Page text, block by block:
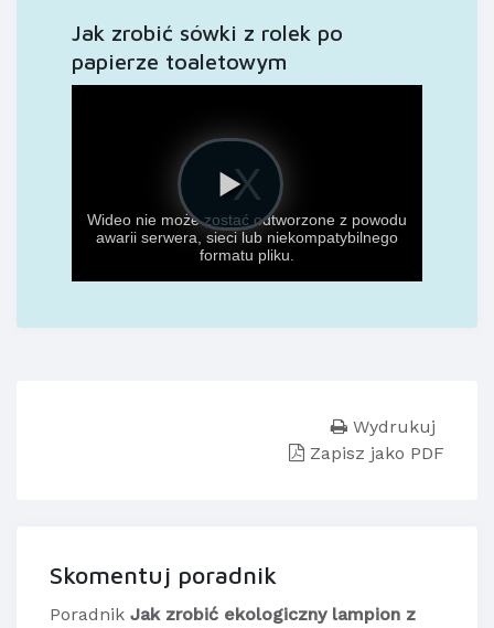
Jak zrobić sówki z rolek po
papierze toaletowym
Wydrukuj
Zapisz jako PDF
Skomentuj poradnik
Poradnik Jak zrobić ekologiczny lampion z